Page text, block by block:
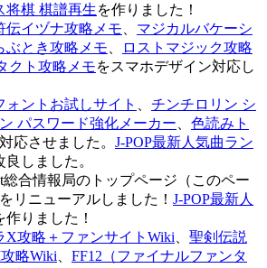
将棋 棋譜再生を作りました！
伝イヅナ攻略メモ
マジカルバケーシ
とき攻略メモ
ロストマジック攻略
クト攻略メモをスマホデザイン対応し
ォントお試しサイト
チンチロリン シ
パスワード強化メーカー
色読みト
応させました。 J-POP最新人気曲ラン
しました。
合情報局のトップページ（このペー
リニューアルしました！ J-POP最新人
作りました！
X攻略＋ファンサイトWiki
聖剣伝説
略Wiki
FF12（ファイナルファンタ